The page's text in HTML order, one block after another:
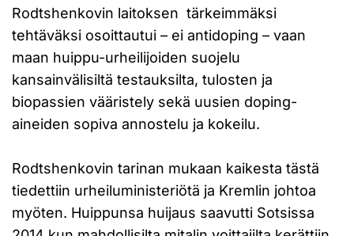
Rodtshenkovin laitoksen tärkeimmäksi
tehtäväksi osoittautui – ei antidoping – vaan
maan huippu-urheilijoiden suojelu
kansainvälisiltä testauksilta, tulosten ja
biopassien vääristely sekä uusien doping-
aineiden sopiva annostelu ja kokeilu.
Rodtshenkovin tarinan mukaan kaikesta tästä
tiedettiin urheiluministeriötä ja Kremlin johtoa
myöten. Huippunsa huijaus saavutti Sotsissa